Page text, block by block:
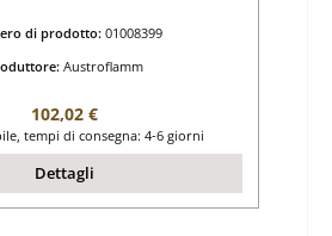
di prodotto: 01008399
Austroflamm
Prezzo normale:
102,02 €
tempi di consegna: 4-6 giorni
Dettagli